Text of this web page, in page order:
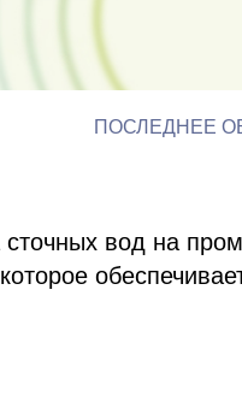
ПОСЛЕДНЕЕ
сточных вод на